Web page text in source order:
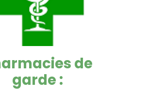
de
garde :